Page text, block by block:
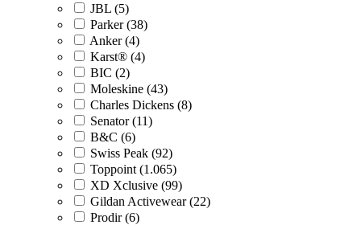
JBL (5)
Parker (38)
Anker (4)
Karst® (4)
BIC (2)
Moleskine (43)
Charles Dickens (8)
Senator (11)
B&C (6)
Swiss Peak (92)
Toppoint (1.065)
XD Xclusive (99)
Gildan Activewear (22)
Prodir (6)